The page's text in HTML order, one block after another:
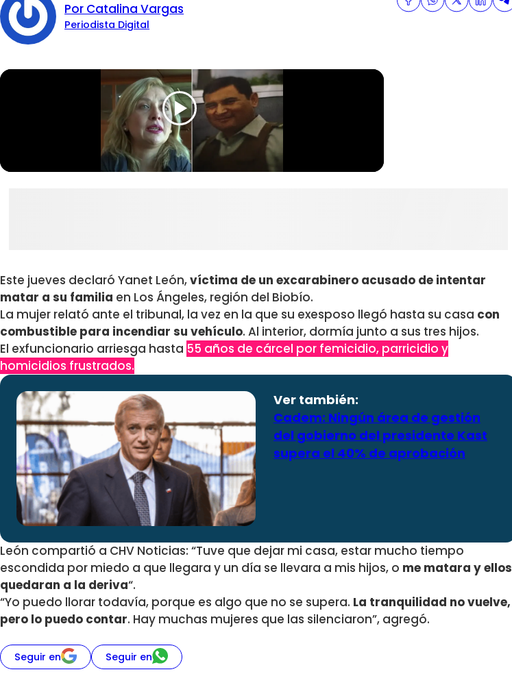
Por Catalina Vargas
Periodista Digital
Este jueves declaró Yanet León,víctima de un excarabinero acusado de intentar
matar a su familia en Los Ángeles, región del Biobío.
La mujer relató ante el tribunal, la vez en la que su exesposo llegó hasta su casa con
combustible para incendiar su vehículo. Al interior, dormía junto a sus tres hijos.
El exfuncionario arriesga hasta 55 años de cárcel por femicidio, parricidio y
homicidios frustrados.
Ver también:
Cadem: Ningún área de gestión
del gobierno del presidente Kast
supera el 40% de aprobación
León compartió a CHV Noticias: “Tuve que dejar mi casa, estar mucho tiempo
escondida por miedo a que llegara y un día se llevara a mis hijos, o me matara y ellos
quedaran a la deriva“.
“Yo puedo llorar todavía, porque es algo que no se supera. La tranquilidad no vuelve,
pero lo puedo contar. Hay muchas mujeres que las silenciaron”, agregó.
Seguir en Seguir en